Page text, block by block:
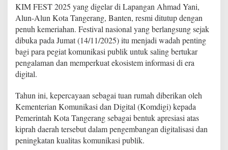
g
i
K
a
b
u
p
n
B
u
n
g
o
KIM FEST 2025 yang digelar di Lapangan Ahmad Yani,
Alun-Alun Kota Tangerang, Banten, resmi ditutup dengan
penuh kemeriahan. Festival nasional yang berlangsung sejak
dibuka pada Jumat (14/11/2025) itu menjadi wadah penting
bagi para pegiat komunikasi publik untuk saling bertukar
pengalaman dan memperkuat ekosistem informasi di era
digital.
Tahun ini, kepercayaan sebagai tuan rumah diberikan oleh
Kementerian Komunikasi dan Digital (Komdigi) kepada
Pemerintah Kota Tangerang sebagai bentuk apresiasi atas
kiprah daerah tersebut dalam pengembangan digitalisasi dan
peningkatan kualitas komunikasi publik.